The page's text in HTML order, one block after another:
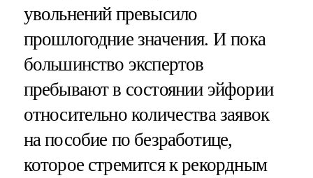
увольнений превысило
прошлогодние значения. И пока
большинство экспертов
пребывают в состоянии эйфории
относительно количества заявок
на пособие по безработице,
которое стремится к рекордным